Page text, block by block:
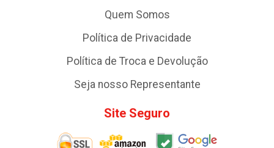
Quem Somos
Política de Privacidade
Política de Troca e Devolução
Seja nosso Representante
Site Seguro